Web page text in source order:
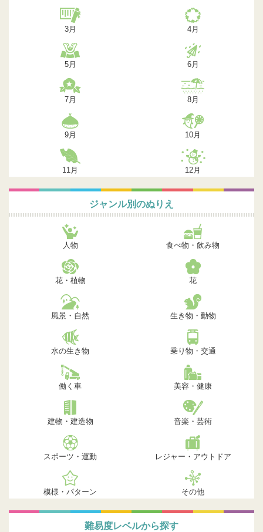
3月 4月
5月 6月
7月 8月
9月 10月
11月 12月
ジャンル別のぬりえ
人物 食べ物・飲み物
花・植物 花
風景・自然 生き物・動物
水の生き物 乗り物・交通
働く車 美容・健康
建物・建造物 音楽・芸術
スポーツ・運動 レジャー・アウトドア
模様・パターン その他
難易度レベルから探す